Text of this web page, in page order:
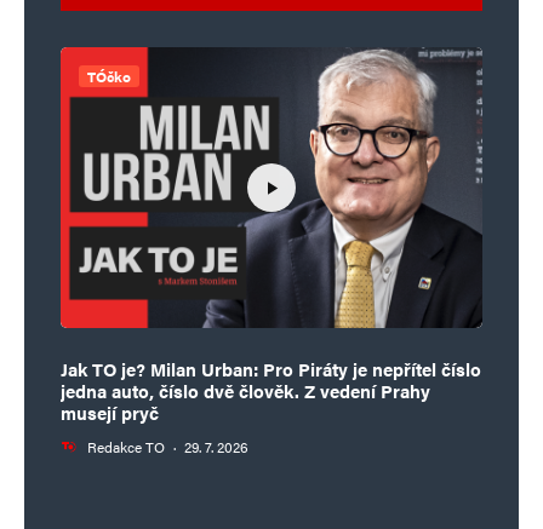
TÓčko
Jak TO je? Milan Urban: Pro Piráty je nepřítel číslo
jedna auto, číslo dvě člověk. Z vedení Prahy
musejí pryč
Redakce TO · 29. 7. 2026